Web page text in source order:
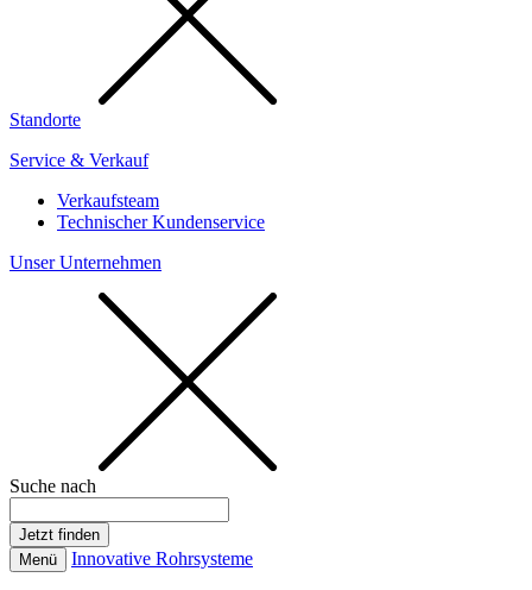
Standorte
Service & Verkauf
Verkaufsteam
Technischer Kundenservice
Unser Unternehmen
Suche nach
Menü Innovative Rohrsysteme